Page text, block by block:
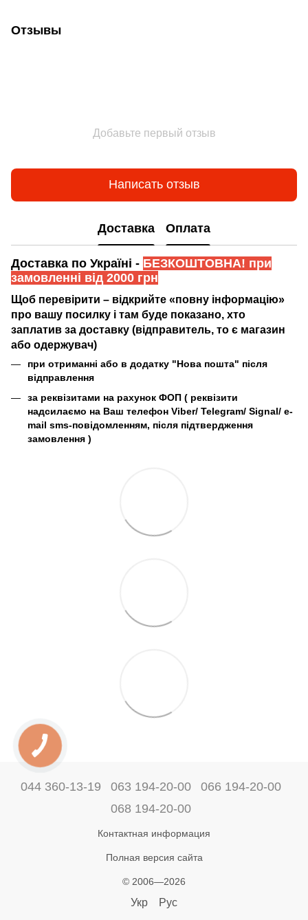
Отзывы
Добавьте первый отзыв
Написать отзыв
Доставка Оплата
Доставка по Україні - БЕЗКОШТОВНА! при
замовленні від 2000 грн
Щоб перевірити – відкрийте «повну інформацію»
про вашу посилку і там буде показано, хто
заплатив за доставку (відправитель, то є магазин
або одержувач)
при отриманні або в додатку "Нова пошта" після
відправлення
за реквізитами на рахунок ФОП ( реквізити
надсилаємо на Ваш телефон Viber/ Telegram/ Signal/ e-
mail sms-повідомленням, після підтвердження
замовлення )
044 360-13-19 063 194-20-00
066 194-20-00
068 194-20-00
Контактная информация
Полная версия сайта
© 2006—2026
Укр Рус